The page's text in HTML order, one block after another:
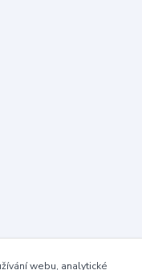
webu, analytické